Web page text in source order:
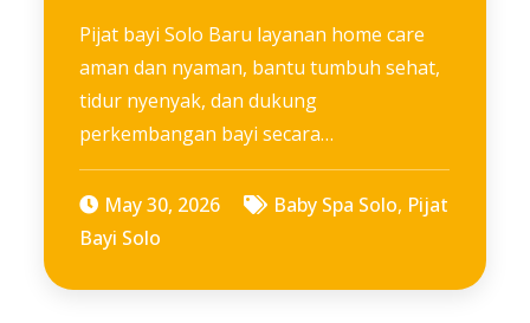
Pijat bayi Solo Baru layanan home care
aman dan nyaman, bantu tumbuh sehat,
tidur nyenyak, dan dukung
perkembangan bayi secara…
May 30, 2026 Baby Spa Solo, Pijat
Bayi Solo